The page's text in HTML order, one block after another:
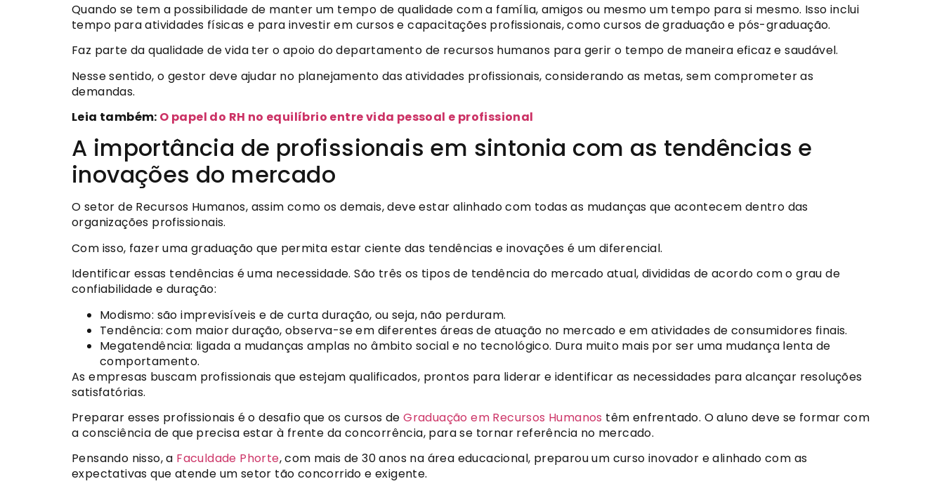
Quando se tem a possibilidade de manter um tempo de qualidade com a família, amigos ou mesmo um tempo para si mesmo. Isso inclui
tempo para atividades físicas e para investir em cursos e capacitações profissionais, como cursos de graduação e pós-graduação.
Faz parte da qualidade de vida ter o apoio do departamento de recursos humanos para gerir o tempo de maneira eficaz e saudável.
Nesse sentido, o gestor deve ajudar no planejamento das atividades profissionais, considerando as metas, sem comprometer as
demandas.
Leia também: O papel do RH no equilíbrio entre vida pessoal e profissional
A importância de profissionais em sintonia com as tendências e
inovações do mercado
O setor de Recursos Humanos, assim como os demais, deve estar alinhado com todas as mudanças que acontecem dentro das
organizações profissionais.
Com isso, fazer uma graduação que permita estar ciente das tendências e inovações é um diferencial.
Identificar essas tendências é uma necessidade. São três os tipos de tendência do mercado atual, divididas de acordo com o grau de
confiabilidade e duração:
Modismo: são imprevisíveis e de curta duração, ou seja, não perduram.
Tendência: com maior duração, observa-se em diferentes áreas de atuação no mercado e em atividades de consumidores finais.
Megatendência: ligada a mudanças amplas no âmbito social e no tecnológico. Dura muito mais por ser uma mudança lenta de
comportamento.
As empresas buscam profissionais que estejam qualificados, prontos para liderar e identificar as necessidades para alcançar resoluções
satisfatórias.
Preparar esses profissionais é o desafio que os cursos deGraduação em Recursos Humanos têm enfrentado. O aluno deve se formar com
a consciência de que precisa estar à frente da concorrência, para se tornar referência no mercado.
Pensando nisso, a Faculdade Phorte, com mais de 30 anos na área educacional, preparou um curso inovador e alinhado com as
expectativas que atende um setor tão concorrido e exigente.